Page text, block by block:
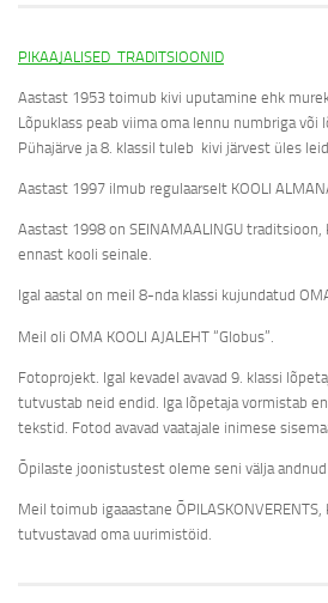
PIKAAJALISED TRADITSIOONID
Aastast 1953 toimub kivi uputamine ehk
Lõpuklass peab viima oma lennu numbriga või
Pühajärve ja 8. klassil tuleb kivi järvest üles
Aastast 1997 ilmub regulaarselt KOOLI
Aastast 1998 on SEINAMAALINGU
ennast kooli seinale.
Igal aastal on meil 8-nda klassi kujundatud
Meil oli OMA KOOLI AJALEHT “Globus”.
Fotoprojekt. Igal kevadel avavad 9. klassi
tutvustab neid endid. Iga lõpetaja vormistab
tekstid. Fotod avavad vaatajale inimese
Õpilaste joonistustest oleme seni välja andnud
Meil toimub igaaastane
tutvustavad oma uurimistöid.